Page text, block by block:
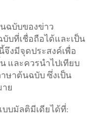
ฉบับของข่าว
บที่เชื่อถือได้และเป็น
งมีจุดประสงค์เพื่อ
และควรนำไปเทียบ
ษาต้นฉบับ ซึ่งเป็น
ย
บมัลติมีเดียได้ที่: